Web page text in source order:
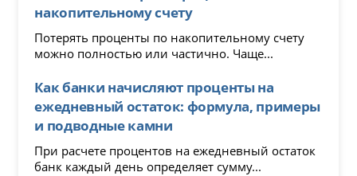
накопительному счету
Потерять проценты по накопительному счету
можно полностью или частично. Чаще...
Как банки начисляют проценты на
ежедневный остаток: формула, примеры
и подводные камни
При расчете процентов на ежедневный остаток
банк каждый день определяет сумму...